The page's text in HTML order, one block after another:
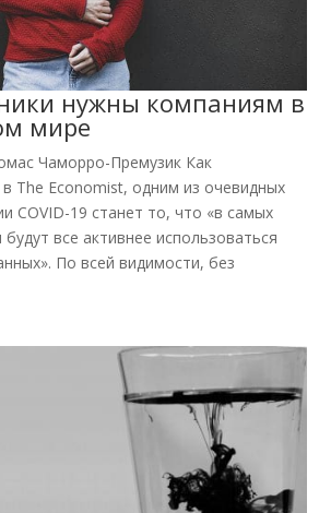
нужны компаниям в
мире
Чаморро-Премузик Как
The Economist, одним из очевидных
COVID-19 станет то, что «в самых
все активнее использоваться
По всей видимости, без